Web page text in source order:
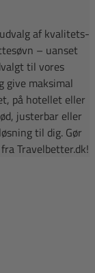
af kvalitets-
– uanset
til vores
give maksimal
på hotellet eller
justerbar eller
til dig. Gør
Travelbetter.dk!